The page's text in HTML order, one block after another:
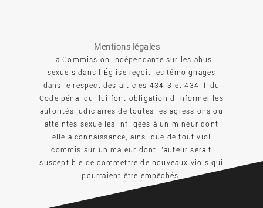
Mentions légales
La Commission indépendante sur les abus
sexuels dans l’Église reçoit les témoignages
dans le respect des articles 434-3 et 434-1 du
Code pénal qui lui font obligation d’informer les
autorités judiciaires de toutes les agressions ou
atteintes sexuelles infligées à un mineur dont
elle a connaissance, ainsi que de tout viol
commis sur un majeur dont l’auteur serait
susceptible de commettre de nouveaux viols qui
pourraient être empêchés.